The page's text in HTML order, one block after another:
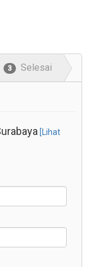
3 Selesai
[Lihat